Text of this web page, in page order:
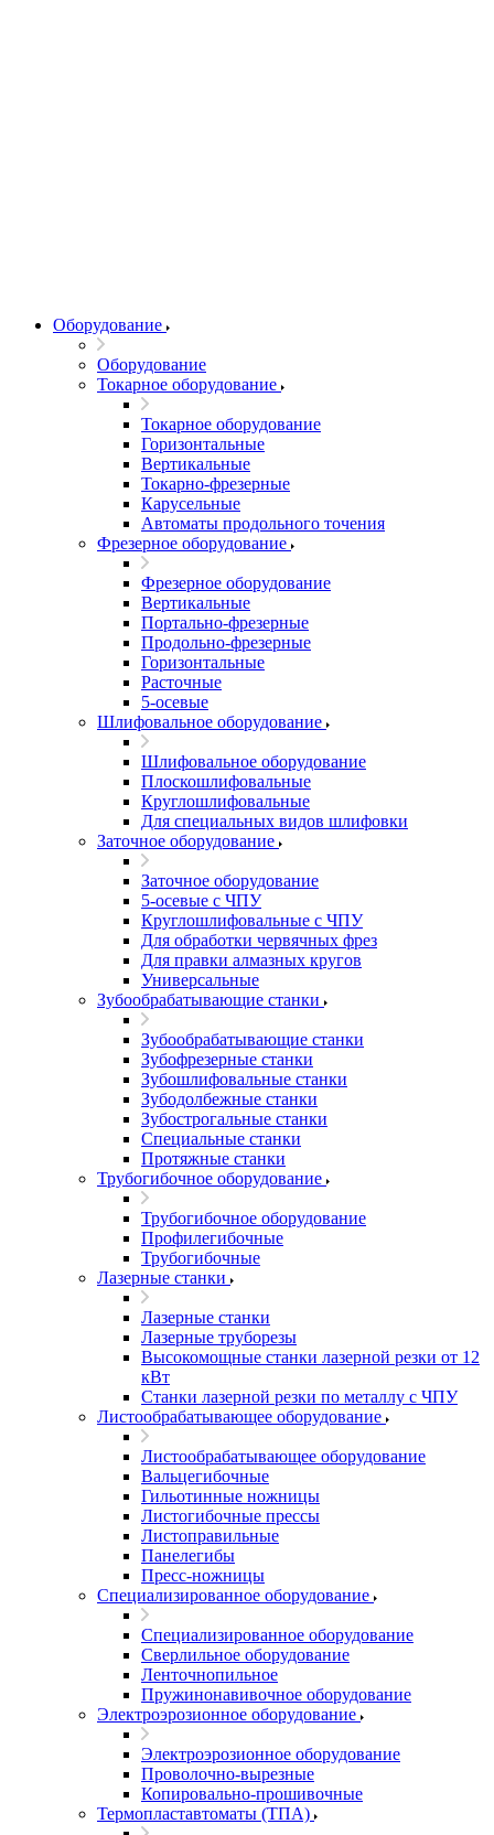
Оборудование
Оборудование
Токарное оборудование
Токарное оборудование
Горизонтальные
Вертикальные
Токарно-фрезерные
Карусельные
Автоматы продольного точения
Фрезерное оборудование
Фрезерное оборудование
Вертикальные
Портально-фрезерные
Продольно-фрезерные
Горизонтальные
Расточные
5-осевые
Шлифовальное оборудование
Шлифовальное оборудование
Плоскошлифовальные
Круглошлифовальные
Для специальных видов шлифовки
Заточное оборудование
Заточное оборудование
5-осевые с ЧПУ
Круглошлифовальные с ЧПУ
Для обработки червячных фрез
Для правки алмазных кругов
Универсальные
Зубообрабатывающие станки
Зубообрабатывающие станки
Зубофрезерные станки
Зубошлифовальные станки
Зубодолбежные станки
Зубострогальные станки
Специальные станки
Протяжные станки
Трубогибочное оборудование
Трубогибочное оборудование
Профилегибочные
Трубогибочные
Лазерные станки
Лазерные станки
Лазерные труборезы
Высокомощные станки лазерной резки от 12
кВт
Станки лазерной резки по металлу с ЧПУ
Листообрабатывающее оборудование
Листообрабатывающее оборудование
Вальцегибочные
Гильотинные ножницы
Листогибочные прессы
Листоправильные
Панелегибы
Пресс-ножницы
Специализированное оборудование
Специализированное оборудование
Сверлильное оборудование
Ленточнопильное
Пружинонавивочное оборудование
Электроэрозионное оборудование
Электроэрозионное оборудование
Проволочно-вырезные
Копировально-прошивочные
Термопластавтоматы (ТПА)